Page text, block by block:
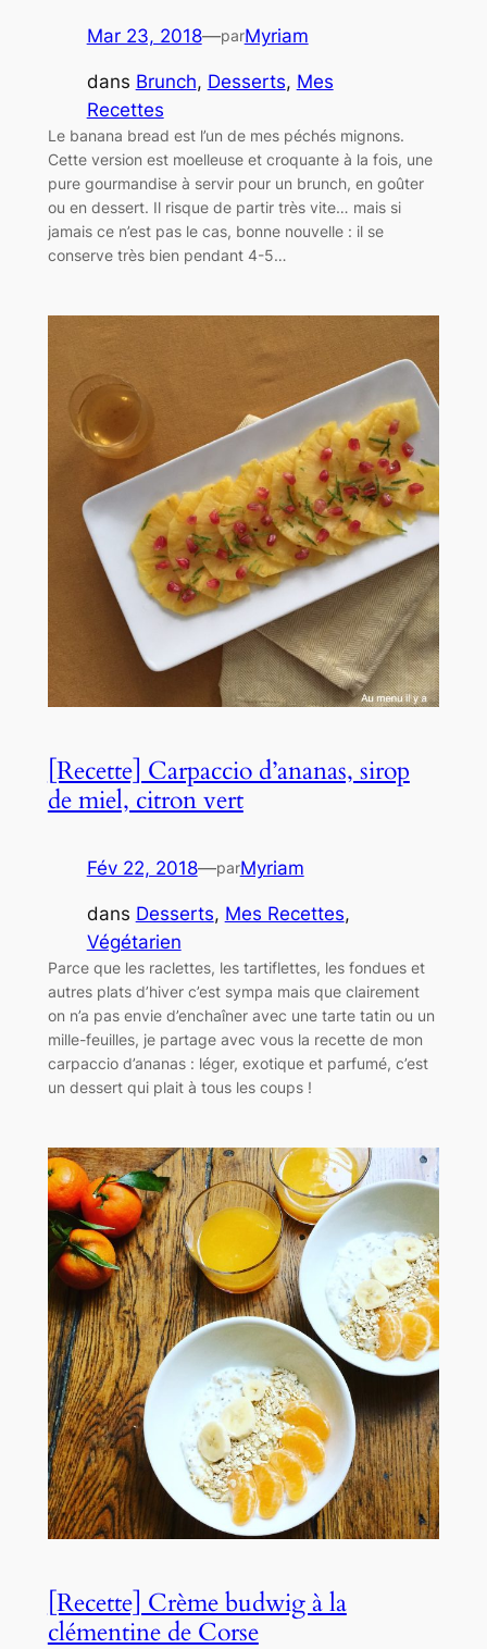
Mar 23, 2018—parMyriam
dans Brunch, Desserts, Mes
Recettes
Le banana bread est l’un de mes péchés mignons.
Cette version est moelleuse et croquante à la fois, une
pure gourmandise à servir pour un brunch, en goûter
ou en dessert. Il risque de partir très vite… mais si
jamais ce n’est pas le cas, bonne nouvelle : il se
conserve très bien pendant 4-5…
[Recette] Carpaccio d’ananas, sirop
de miel, citron vert
Fév 22, 2018—parMyriam
dans Desserts, Mes Recettes
Végétarien
Parce que les raclettes, les tartiflettes, les fondues et
autres plats d’hiver c’est sympa mais que clairement
on n’a pas envie d’enchaîner avec une tarte tatin ou un
mille-feuilles, je partage avec vous la recette de mon
carpaccio d’ananas : léger, exotique et parfumé, c’est
un dessert qui plait à tous les coups !
[Recette] Crème budwig à la
clémentine de Corse